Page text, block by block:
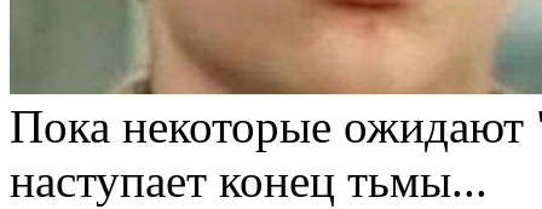
Пока некоторые ожидают
наступает конец тьмы...